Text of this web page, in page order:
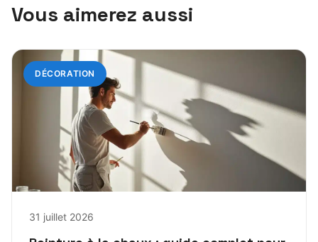
Vous aimerez aussi
DÉCORATION
31 juillet 2026